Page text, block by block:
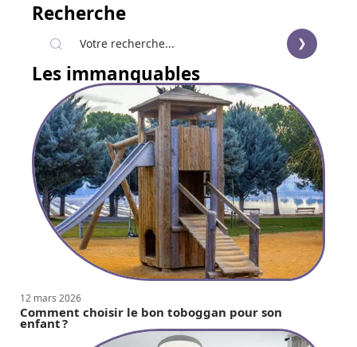
Recherche
Les immanquables
12 mars 2026
Comment choisir le bon toboggan pour son
enfant ?